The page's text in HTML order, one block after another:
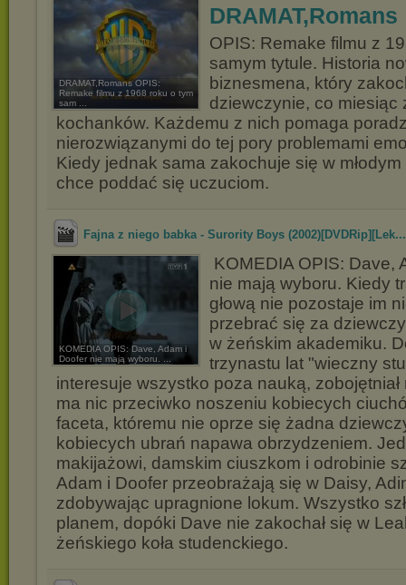
DRAMAT,Romans OPIS:
Remake filmu z 1968 roku o tym
sam ...
DRAMAT,Romans
OPIS: Remake filmu z
samym tytule. Historia
biznesmena, który
dziewczynie, co miesiąc
kochanków. Każdemu z nich pomaga
nierozwiązanymi do tej pory problemami
Kiedy jednak sama zakochuje się w
chce poddać się uczuciom.
Fajna z niego babka - Surority Boys (2002)[DVDRip][Lek...
KOMEDIA OPIS: Dave, Adam i
Doofer nie mają wyboru. ...
KOMEDIA OPIS: Dave,
nie mają wyboru. Kiedy
głową nie pozostaje im
przebrać się za
w żeńskim akademiku.
trzynastu lat "wieczny
interesuje wszystko poza nauką, zobojętniał
ma nic przeciwko noszeniu kobiecych
faceta, któremu nie oprze się żadna
kobiecych ubrań napawa obrzydzeniem.
makijażowi, damskim ciuszkom i odrobinie
Adam i Doofer przeobrażają się w Daisy,
zdobywając upragnione lokum. Wszystko
planem, dopóki Dave nie zakochał się w
żeńskiego koła studenckiego.